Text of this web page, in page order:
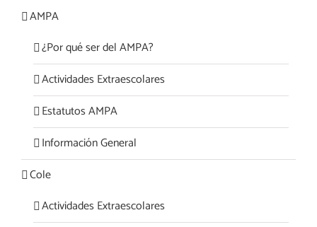
AMPA
¿Por qué ser del AMPA?
Actividades Extraescolares
Estatutos AMPA
Información General
Cole
Actividades Extraescolares